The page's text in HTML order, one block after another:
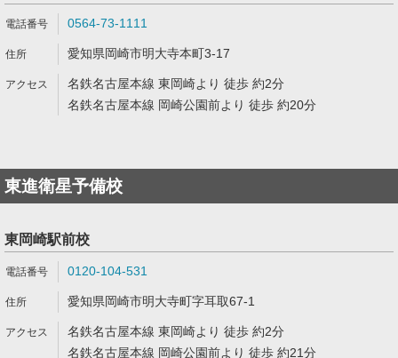
0564-73-1111
愛知県岡崎市明大寺本町3-17
名鉄名古屋本線 東岡崎より 徒歩 約2分
名鉄名古屋本線 岡崎公園前より 徒歩 約20分
東進衛星予備校
東岡崎駅前校
0120-104-531
愛知県岡崎市明大寺町字耳取67-1
名鉄名古屋本線 東岡崎より 徒歩 約2分
名鉄名古屋本線 岡崎公園前より 徒歩 約21分